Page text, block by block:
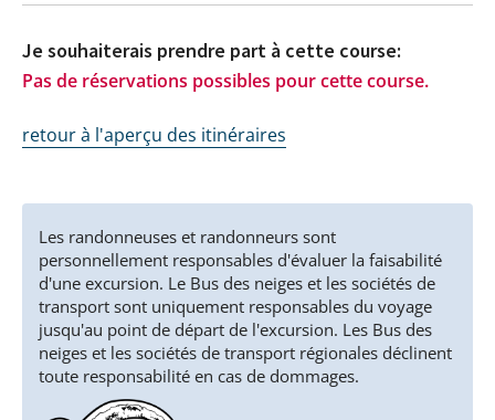
Je souhaiterais prendre part à cette course:
Pas de réservations possibles pour cette course.
retour à l'aperçu des itinéraires
Les randonneuses et randonneurs sont
personnellement responsables d'évaluer la faisabilité
d'une excursion. Le Bus des neiges et les sociétés de
transport sont uniquement responsables du voyage
jusqu'au point de départ de l'excursion. Les Bus des
neiges et les sociétés de transport régionales déclinent
toute responsabilité en cas de dommages.